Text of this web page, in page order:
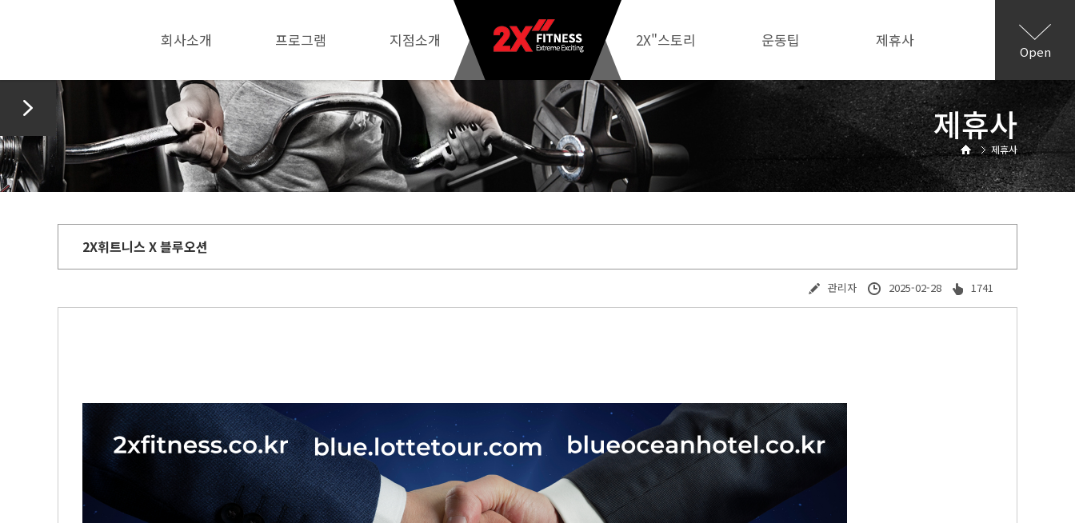
회사소개 프로그램 지점소개 2X"스토리 운동팁 제휴사
Open
제휴사
제휴사
2X휘트니스 X 블루오션
관리자 2025-02-28 1741